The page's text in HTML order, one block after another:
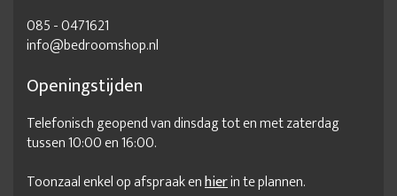
085 - 0471621
info@bedroomshop.nl
Openingstijden
Telefonisch geopend van dinsdag tot en met zaterdag
tussen 10:00 en 16:00.
Toonzaal enkel op afspraak enhierin te plannen.